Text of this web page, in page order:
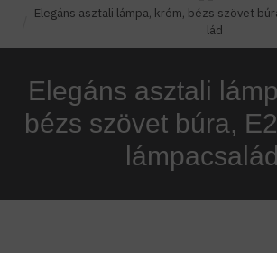
Elegáns asztali lámpa, króm, bézs szövet
lád
Elegáns asztali
bézs szövet búra,
lámpacsalád